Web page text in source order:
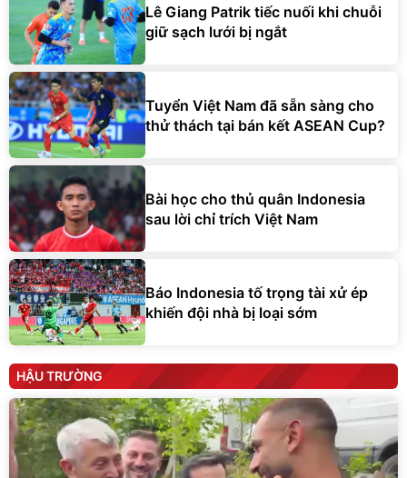
Lê Giang Patrik tiếc nuối khi chuỗi
giữ sạch lưới bị ngắt
Tuyển Việt Nam đã sẵn sàng cho
thử thách tại bán kết ASEAN Cup?
Bài học cho thủ quân Indonesia
sau lời chỉ trích Việt Nam
Báo Indonesia tố trọng tài xử ép
khiến đội nhà bị loại sớm
HẬU TRƯỜNG